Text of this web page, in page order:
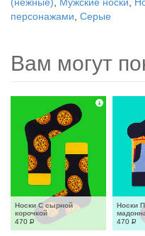
персонажами Серые
Вам могут
Носки С сырной
корочкой
470 Р
Носки
470 Р